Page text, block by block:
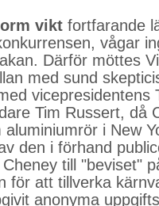
vikt fortfarande
vågar
Därför möttes
med sund
vicepresidentens
Tim Russert, då
aluminiumrör i New
den i förhand
Cheney till "beviset"
för att tillverka
anonyma